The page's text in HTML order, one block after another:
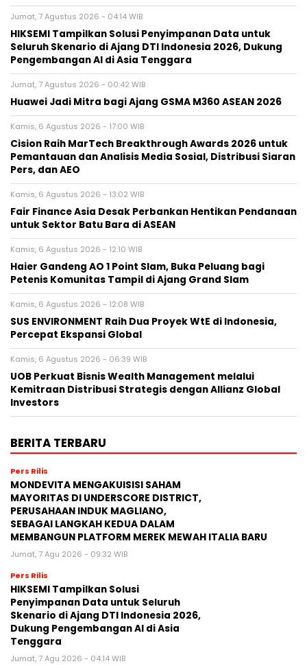
Jumat, 7 Agustus 2026 - 04:14 WIB
HIKSEMI Tampilkan Solusi Penyimpanan Data untuk
Seluruh Skenario di Ajang DTI Indonesia 2026, Dukung
Pengembangan AI di Asia Tenggara
Jumat, 7 Agustus 2026 - 00:42 WIB
Huawei Jadi Mitra bagi Ajang GSMA M360 ASEAN 2026
Kamis, 6 Agustus 2026 - 17:00 WIB
Cision Raih MarTech Breakthrough Awards 2026 untuk
Pemantauan dan Analisis Media Sosial, Distribusi Siaran
Pers, dan AEO
Kamis, 6 Agustus 2026 - 13:02 WIB
Fair Finance Asia Desak Perbankan Hentikan Pendanaan
untuk Sektor Batu Bara di ASEAN
Kamis, 6 Agustus 2026 - 12:10 WIB
Haier Gandeng AO 1 Point Slam, Buka Peluang bagi
Petenis Komunitas Tampil di Ajang Grand Slam
Kamis, 6 Agustus 2026 - 12:08 WIB
SUS ENVIRONMENT Raih Dua Proyek WtE di Indonesia,
Percepat Ekspansi Global
Kamis, 6 Agustus 2026 - 06:39 WIB
UOB Perkuat Bisnis Wealth Management melalui
Kemitraan Distribusi Strategis dengan Allianz Global
Investors
BERITA TERBARU
Pers Rilis
MONDEVITA MENGAKUISISI SAHAM
MAYORITAS DI UNDERSCORE DISTRICT,
PERUSAHAAN INDUK MAGLIANO,
SEBAGAI LANGKAH KEDUA DALAM
MEMBANGUN PLATFORM MEREK MEWAH ITALIA BARU
Jumat, 7 Agu 2026 - 09:32 WIB
Pers Rilis
HIKSEMI Tampilkan Solusi
Penyimpanan Data untuk Seluruh
Skenario di Ajang DTI Indonesia 2026,
Dukung Pengembangan AI di Asia
Tenggara
Jumat, 7 Agu 2026 - 04:14 WIB